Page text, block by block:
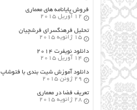
فروش پایانامه های معماری
12 آوریل 2015
تحلیل فرهنگسرای فرشچیان
15 ژانویه 2015
دانلود نویفرت ۲۰۱۴
14 آوریل 2015
دانلود آموزش شیت بندی با فتوشاپ
29 ژوئن 2015
تعریف فضا در معماری
28 ژانویه 2015